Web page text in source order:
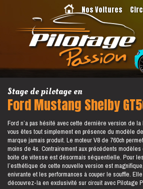
Nos Voitures
Stage de pilotage en
Ford Mustang Shelby
Ford n’a pas hésité avec cette dernière version de
vous êtes tout simplement en présence du modèle
marque jamais produit. Le moteur V8 de 760ch
moins de 4s. Contrairement aux précédents
boite de vitesse est désormais séquentielle. Pour
l’esthétique de cette nouvelle version est
enivrante et les performances à couper le souffle.
découvrez-la en exclusivité sur circuit avec Pilotage